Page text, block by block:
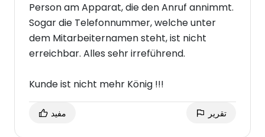
Person am Apparat, die den Anruf annimmt.
Sogar die Telefonnummer, welche unter
dem Mitarbeiternamen steht, ist nicht
erreichbar. Alles sehr irreführend.
Kunde ist nicht mehr König !!!
مفيد تقرير